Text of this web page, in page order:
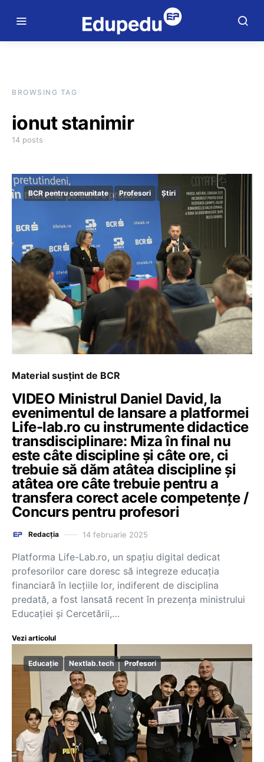
BROWSING TAG
ionut stanimir
14 posts
BCR pentru comunitate Profesori Știri
Material susțint de BCR
VIDEO Ministrul Daniel David, la
evenimentul de lansare a platformei
Life-lab.ro cu instrumente didactice
transdisciplinare: Miza în final nu
este câte discipline și câte ore, ci
trebuie să dăm atâtea discipline și
atâtea ore câte trebuie pentru a
transfera corect acele competențe /
Concurs pentru profesori
Redacția 14 februarie 2025
Platforma Life-Lab.ro, un spațiu digital dedicat
profesorilor care doresc să integreze educația
financiară în lecțiile lor, indiferent de disciplina
predată, a fost lansată recent în prezența ministrului
Educației și Cercetării,…
Vezi articolul
Educație Nextlab.tech Profesori